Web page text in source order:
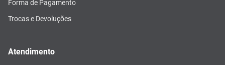
Forma de Pagamento
Trocas e Devoluções
Atendimento